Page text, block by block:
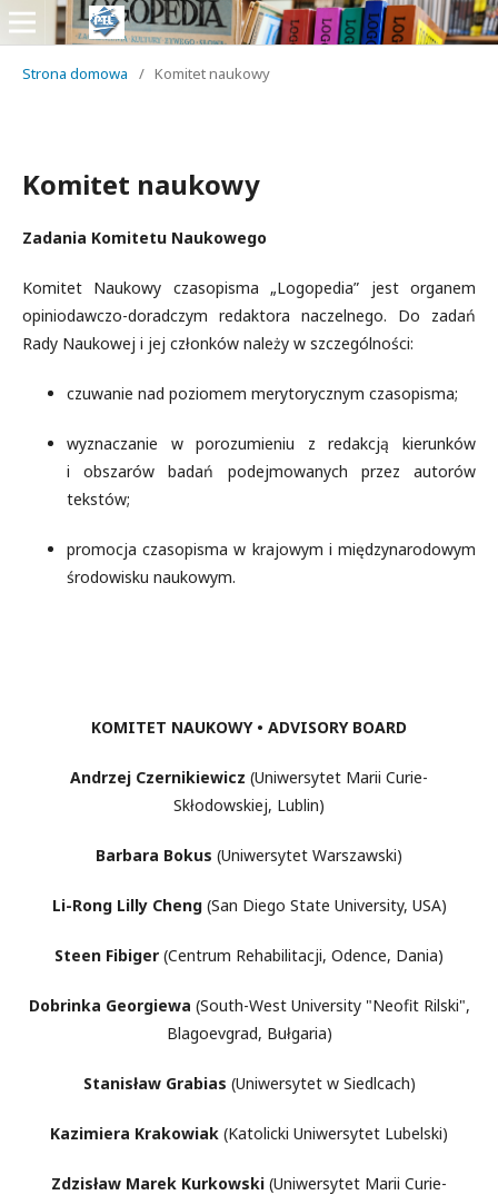
Strona domowa / Komitet naukowy
Komitet naukowy
Zadania Komitetu Naukowego
Komitet Naukowy czasopisma „Logopedia” jest organem
opiniodawczo-doradczym redaktora naczelnego. Do zadań
Rady Naukowej i jej członków należy w szczególności:
czuwanie nad poziomem merytorycznym czasopisma;
wyznaczanie w porozumieniu z redakcją kierunków
i obszarów badań podejmowanych przez autorów
tekstów;
promocja czasopisma w krajowym i międzynarodowym
środowisku naukowym.
KOMITET NAUKOWY • ADVISORY BOARD
Andrzej Czernikiewicz (Uniwersytet Marii Curie-
Skłodowskiej, Lublin)
Barbara Bokus (Uniwersytet Warszawski)
Li-Rong Lilly Cheng(San Diego State University, USA)
Steen Fibiger (Centrum Rehabilitacji, Odence, Dania)
Dobrinka Georgiewa (South-West University "Neofit Rilski",
Blagoevgrad, Bułgaria)
Stanisław Grabias (Uniwersytet w Siedlcach)
Kazimiera Krakowiak (Katolicki Uniwersytet Lubelski)
Zdzisław Marek Kurkowski (Uniwersytet Marii Curie-